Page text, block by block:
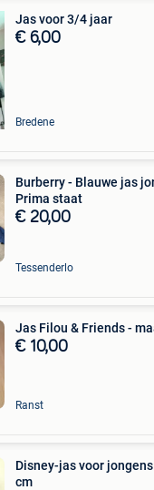
Jas voor 3/4 jaar
€ 6,00
Bredene
Burberry - Blauwe jas
Prima staat
€ 20,00
Tessenderlo
Jas Filou & Friends -
€ 10,00
Ranst
Disney-jas voor
cm